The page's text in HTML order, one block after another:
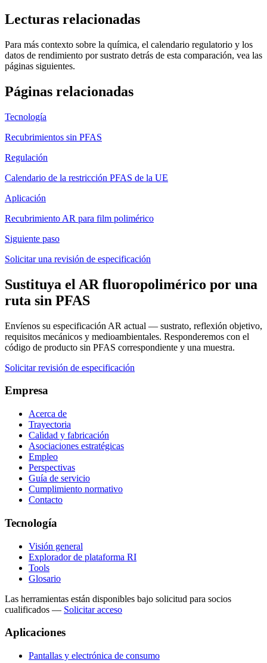
Lecturas relacionadas
Para más contexto sobre la química, el calendario regulatorio y los
datos de rendimiento por sustrato detrás de esta comparación, vea las
páginas siguientes.
Páginas relacionadas
Tecnología
Recubrimientos sin PFAS
Regulación
Calendario de la restricción PFAS de la UE
Aplicación
Recubrimiento AR para film polimérico
Siguiente paso
Solicitar una revisión de especificación
Sustituya el AR fluoropolimérico por una
ruta sin PFAS
Envíenos su especificación AR actual — sustrato, reflexión objetivo,
requisitos mecánicos y medioambientales. Responderemos con el
código de producto sin PFAS correspondiente y una muestra.
Solicitar revisión de especificación
Empresa
Acerca de
Trayectoria
Calidad y fabricación
Asociaciones estratégicas
Empleo
Perspectivas
Guía de servicio
Cumplimiento normativo
Contacto
Tecnología
Visión general
Explorador de plataforma RI
Tools
Glosario
Las herramientas están disponibles bajo solicitud para socios
cualificados — Solicitar acceso
Aplicaciones
Pantallas y electrónica de consumo